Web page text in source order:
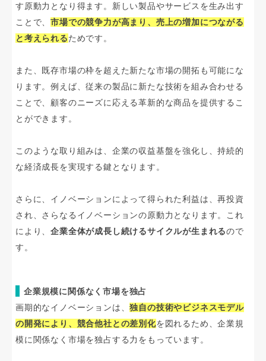
す原動力となり得ます。新しい製品やサービスを生み出す
ことで、市場での競争力が高まり、売上の増加につながる
と考えられるためです。
また、既存市場の枠を超えた新たな市場の開拓も可能にな
ります。例えば、従来の製品に新たな技術を組み合わせる
ことで、顧客のニーズに応える革新的な商品を提供するこ
とができます。
このような取り組みは、企業の収益基盤を強化し、持続的
な経済成長を実現する鍵となります。
さらに、イノベーションによって得られた利益は、再投資
され、さらなるイノベーションの原動力となります。これ
により、企業全体が成長し続けるサイクルが生まれるので
す。
企業規模に関係なく市場を独占
画期的なイノベーションは、独自の技術やビジネスモデル
の開発により、競合他社との差別化を図れるため、企業規
模に関係なく市場を独占する力をもっています。